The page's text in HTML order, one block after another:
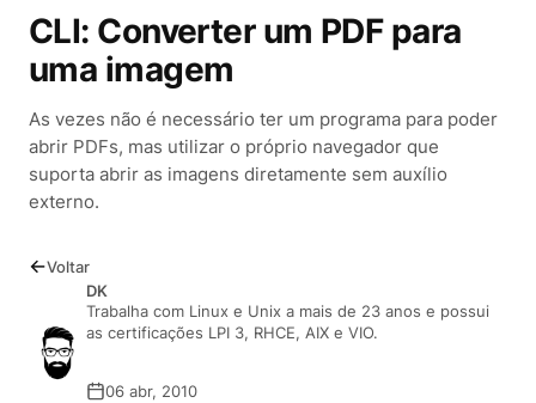
CLI: Converter um PDF para
uma imagem
As vezes não é necessário ter um programa para poder
abrir PDFs, mas utilizar o próprio navegador que
suporta abrir as imagens diretamente sem auxílio
externo.
DK
Trabalha com Linux e Unix a mais de 23 anos e possui
as certificações LPI 3, RHCE, AIX e VIO.
06 abr, 2010
Voltar